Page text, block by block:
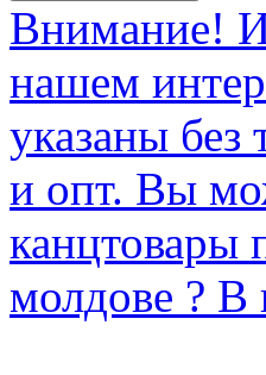
Внимание!
нашем
указаны
и опт. Вы
канцтовары
молдове ? В